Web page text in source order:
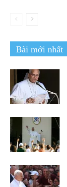
Bài mới nhất